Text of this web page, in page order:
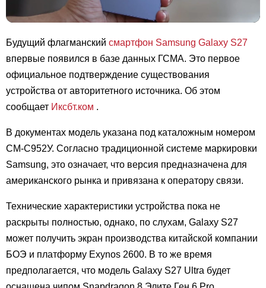
Будущий флагманский смартфон Samsung Galaxy S27
впервые появился в базе данных ГСМА. Это первое
официальное подтверждение существования
устройства от авторитетного источника. Об этом
сообщает Иксбт.ком .
В документах модель указана под каталожным номером
СМ-С952У. Согласно традиционной системе маркировки
Samsung, это означает, что версия предназначена для
американского рынка и привязана к оператору связи.
Технические характеристики устройства пока не
раскрыты полностью, однако, по слухам, Galaxy S27
может получить экран производства китайской компании
БОЭ и платформу Exynos 2600. В то же время
предполагается, что модель Galaxy S27 Ultra будет